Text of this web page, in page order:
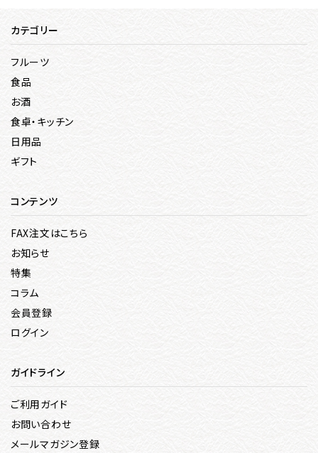
カテゴリー
フルーツ
食品
お酒
食卓・キッチン
日用品
ギフト
コンテンツ
FAX注文はこちら
お知らせ
特集
コラム
会員登録
ログイン
ガイドライン
ご利用ガイド
お問い合わせ
メールマガジン登録